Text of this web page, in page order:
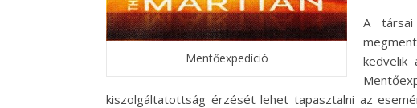
Mentőexpedíció
A
kedvelik
kiszolgáltatottság érzését lehet tapasztalni az